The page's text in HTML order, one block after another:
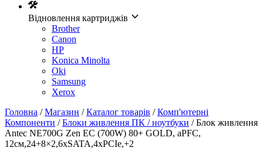
Відновлення картриджів
Brother
Canon
HP
Konica Minolta
Oki
Samsung
Xerox
Головна /Магазин /Каталог товарів /Комп'ютерні
Компоненти /Блоки живлення ПК / ноутбуки / Блок живлення
Antec NE700G Zen EC (700W) 80+ GOLD, aPFC,
12см,24+8×2,6xSATA,4xPCIe,+2